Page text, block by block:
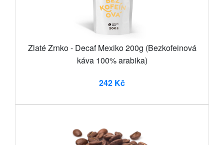
Zlaté Zrnko - Decaf Mexiko 200g (Bezkofeinová
káva 100% arabika)
242 Kč